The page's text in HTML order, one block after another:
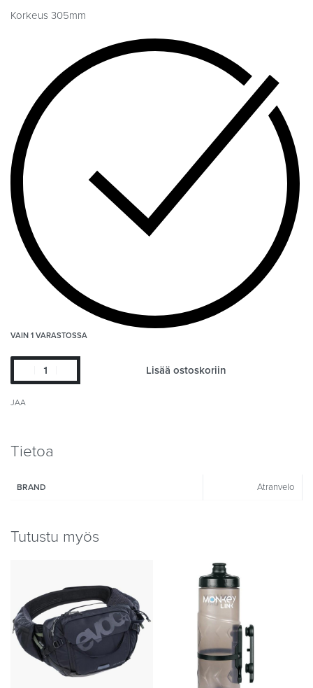
Korkeus 305mm
VAIN 1 VARASTOSSA
Lisää ostoskoriin
JAA
Tietoa
BRAND Atranvelo
Tutustu myös